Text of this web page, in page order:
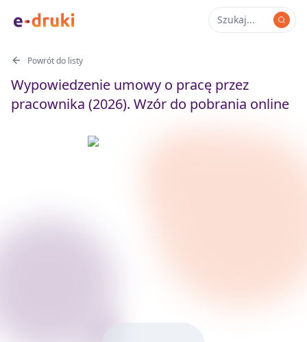
Powrót do listy
Wypowiedzenie umowy o pracę przez
pracownika (2026). Wzór do pobrania online